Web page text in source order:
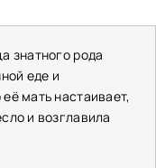
знатного рода
еде и
мать настаивает,
и возглавила